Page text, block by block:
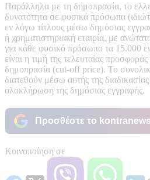
Παράλληλα με τη δημοπρασία, το
δυνατότητα σε φυσικά πρόσωπα
εν λόγω τίτλους μέσω δημόσιας
ή χρηματιστηριακή εταιρία, με
για κάθε φυσικό πρόσωπο τα 15.000
είναι η τιμή της τελευταίας
δημοπρασία (cut-off price). Το
διατεθούν μέσω αυτής της
ολοκλήρωση της δημόσιας εγγραφής.
Προσθέστε το
Κοινοποίηση σε